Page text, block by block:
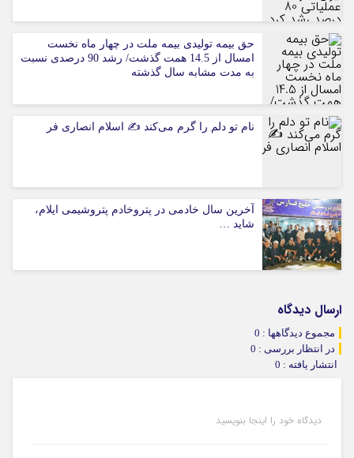
حق بیمه تولیدی بیمه ملت در چهار ماه نخست
امسال از 14.5 همت گذشت/ رشد 90 درصدی نسبت
به مدت مشابه سال گذشته
نام تو دلم را گرم می‌کند ✍️ اسلام انصاری فر
آخرین سال خادمی در پتروخادم پتروشیمی ایلام،
شاید …
ارسال دیدگاه
مجموع دیدگاهها : 0
در انتظار بررسی : 0
انتشار یافته : 0
دیدگاه خود را اینجا بنویسید